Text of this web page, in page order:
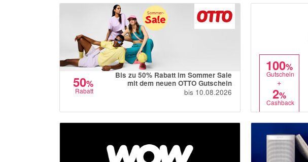
50%
Rabatt
Bis zu 50% Rabatt im Sommer Sale
mit dem neuen OTTO Gutschein
bis 10.08.2026
100%
Gutschein
+
2%
Cashback